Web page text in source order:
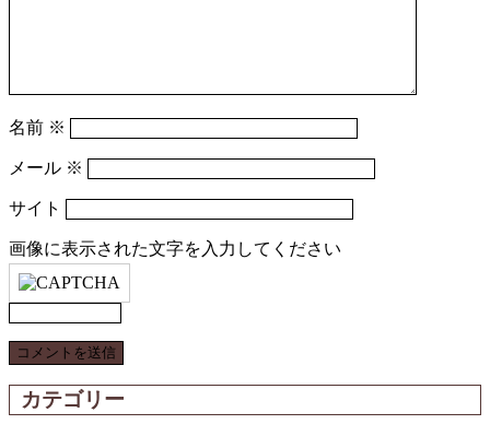
名前 ※
メール ※
サイト
画像に表示された文字を入力してください
カテゴリー